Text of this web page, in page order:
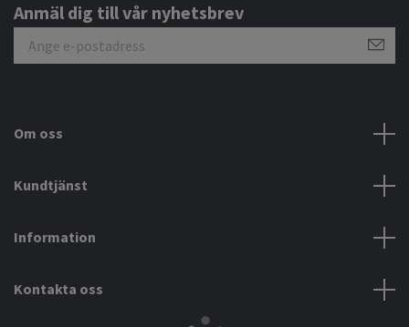
Anmäl dig till vår nyhetsbrev
Om oss
Kundtjänst
Information
Kontakta oss